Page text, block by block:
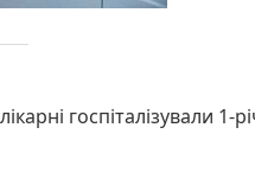
госпіталізували